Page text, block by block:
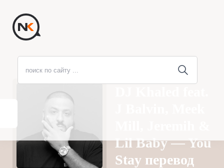
Lil Baby — You
Stay перевод